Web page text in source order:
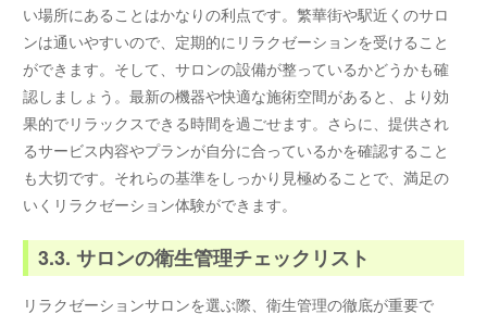
い場所にあることはかなりの利点です。繁華街や駅近くのサロ
ンは通いやすいので、定期的にリラクゼーションを受けること
ができます。そして、サロンの設備が整っているかどうかも確
認しましょう。最新の機器や快適な施術空間があると、より効
果的でリラックスできる時間を過ごせます。さらに、提供され
るサービス内容やプランが自分に合っているかを確認すること
も大切です。それらの基準をしっかり見極めることで、満足の
いくリラクゼーション体験ができます。
3.3. サロンの衛生管理チェックリスト
リラクゼーションサロンを選ぶ際、衛生管理の徹底が重要で